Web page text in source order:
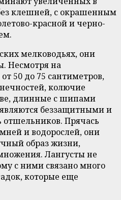
клешней, с окрашенным
красной и черно-
мелководьях, они
Несмотря на
50 до 75 сантиметров,
колючие
длинные с шипами
беззащитными и
Прячась
и водорослей, они
образ жизни,
Лангусты не
с ними связано много
которые еще